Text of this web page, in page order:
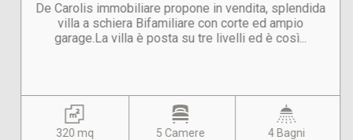
De Carolis immobiliare propone in vendita, splendida
villa a schiera Bifamiliare con corte ed ampio
garage.La villa è posta su tre livelli ed è così...
320 mq 5 Camere 4 Bagni